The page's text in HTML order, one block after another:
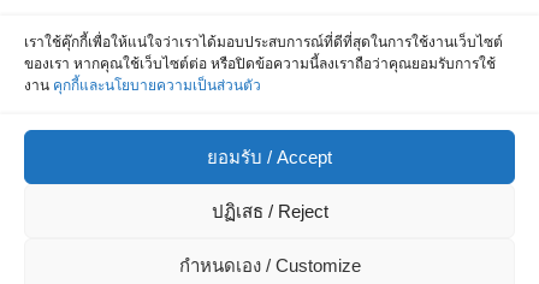
เราใช้คุ๊กกี้เพื่อให้แน่ใจว่าเราได้มอบประสบการณ์ที่ดีที่สุดในการใช้งานเว็บไซต์
ของเรา หากคุณใช้เว็บไซต์ต่อ หรือปิดข้อความนี้ลงเราถือว่าคุณยอมรับการใช้
งาน คุกกี้และนโยบายความเป็นส่วนตัว
ยอมรับ / Accept
ปฏิเสธ / Reject
กำหนดเอง / Customize
30 มิถุนายน 2569 5 มิถุนายน 2026
สำหรับสมาชิก สส.ชสอ โหลด App เลย รู้หมดทุกเรื่อง 25
พฤษภาคม 2026
ประกาศฉบับที่ 8 / 2569 เรื่อง ประกาศรายชื่อผู้ที่ได้รับการ
คัดเลือกเพื่อบรรจุเป็นเจ้าหน้าที่สินเชื่อและการเงิน
พฤษภาคม 2026
ประกาศ ฉบับที่ 7/69 เรื่อง รายชื่อผู้ผ่านการสอบข้อเขียน